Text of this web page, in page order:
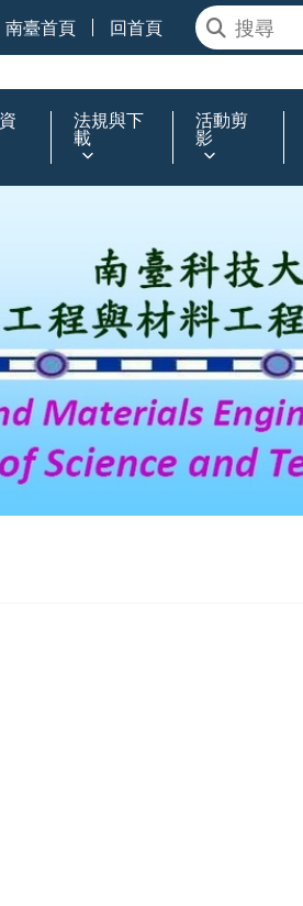
南臺首頁 回首頁
法規與下
載
活動剪
影